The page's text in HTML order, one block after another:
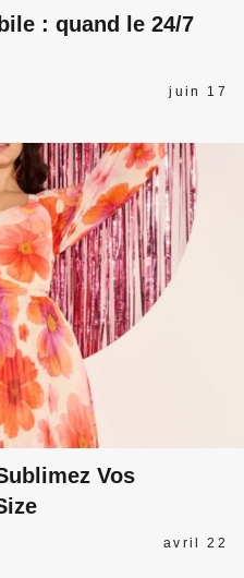
: quand le 24/7
juin 17
Vos
avril 22